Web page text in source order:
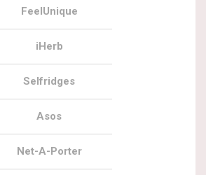
FeelUnique
iHerb
Selfridges
Asos
Net-A-Porter